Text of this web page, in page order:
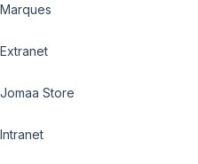
Marques
Extranet
Jomaa Store
Intranet